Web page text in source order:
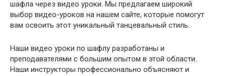
шафла через видео уроки. Мы предлагаем широкий
выбор видео-уроков на нашем сайте, которые помогут
вам освоить этот уникальный танцевальный стиль.
Наши видео уроки по шафлу разработаны и
преподавателями с большим опытом в этой области.
Наши инструкторы профессионально объясняют и